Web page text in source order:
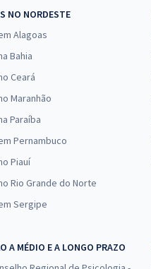
NO NORDESTE
Alagoas
Bahia
Ceará
Maranhão
Paraíba
Pernambuco
Piauí
Rio Grande do Norte
Sergipe
A MÉDIO E A LONGO PRAZO